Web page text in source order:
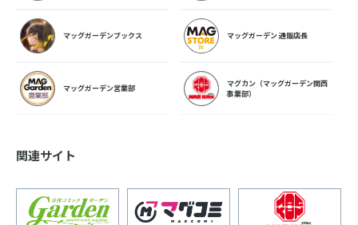
マッグガーデンブックス マッグガーデン 通販店長
マッグガーデン営業部
マグカン（マッグガーデン関西
事業部）
関連サイト